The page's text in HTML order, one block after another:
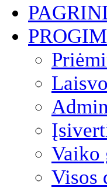
Vaiko
Visos